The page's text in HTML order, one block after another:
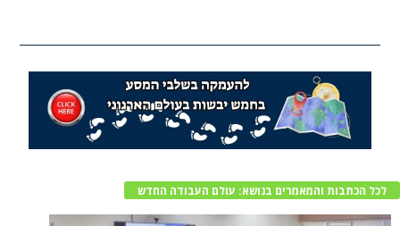
לכל הכתבות והמאמרים בנושא: עולם העבודה החדש